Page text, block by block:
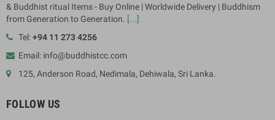
& Buddhist ritual Items - Buy Online | Worldwide Delivery | Buddhism
from Generation to Generation. [...]
Tel:+94 11 273 4256
Email: info@buddhistcc.com
125, Anderson Road, Nedimala, Dehiwala, Sri Lanka.
FOLLOW US